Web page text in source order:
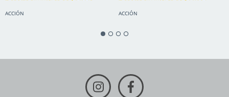
ACCIÓN ACCIÓN